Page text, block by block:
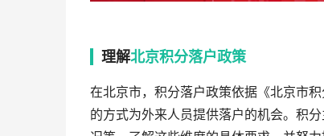
理解北京积分落户政策
在北京市，积分落户政策依据《北京市
的方式为外来人员提供落户的机会。积